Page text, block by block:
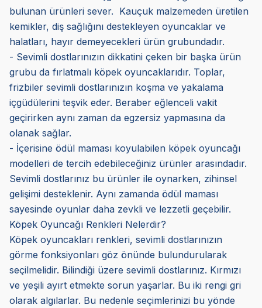
bulunan ürünleri sever. Kauçuk malzemeden üretilen
kemikler, diş sağlığını destekleyen oyuncaklar ve
halatları, hayır demeyecekleri ürün grubundadır.
- Sevimli dostlarınızın dikkatini çeken bir başka ürün
grubu da fırlatmalı köpek oyuncaklarıdır. Toplar,
frizbiler sevimli dostlarınızın koşma ve yakalama
içgüdülerini teşvik eder. Beraber eğlenceli vakit
geçirirken aynı zaman da egzersiz yapmasına da
olanak sağlar.
- İçerisine ödül maması koyulabilen köpek oyuncağı
modelleri de tercih edebileceğiniz ürünler arasındadır.
Sevimli dostlarınız bu ürünler ile oynarken, zihinsel
gelişimi desteklenir. Aynı zamanda ödül maması
sayesinde oyunlar daha zevkli ve lezzetli geçebilir.
Köpek Oyuncağı Renkleri Nelerdir?
Köpek oyuncakları renkleri, sevimli dostlarınızın
görme fonksiyonları göz önünde bulundurularak
seçilmelidir. Bilindiği üzere sevimli dostlarınız. Kırmızı
ve yeşili ayırt etmekte sorun yaşarlar. Bu iki rengi gri
olarak algılarlar. Bu nedenle seçimlerinizi bu yönde